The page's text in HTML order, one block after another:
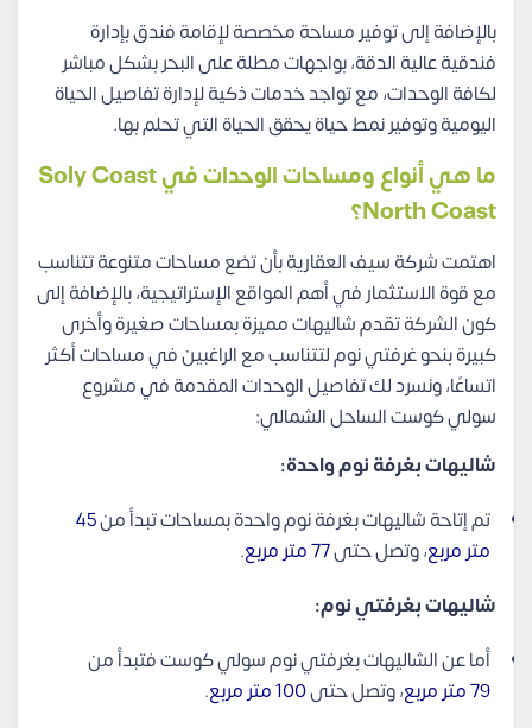
بالإضافة إلى توفير مساحة مخصصة لإقامة فندق بإدارة
فندقية عالية الدقة، بواجهات مطلة على البحر بشكل مباشر
لكافة الوحدات، مع تواجد خدمات ذكية لإدارة تفاصيل الحياة
اليومية وتوفير نمط حياة يحقق الحياة التي تحلم بها.
ما هي أنواع ومساحات الوحدات في Soly Coast
North Coast؟
اهتمت شركة سيف العقارية بأن تضع مساحات متنوعة تتناسب
مع قوة الاستثمار في أهم المواقع الإستراتيجية، بالإضافة إلى
كون الشركة تقدم شاليهات مميزة بمساحات صغيرة وأخرى
كبيرة بنحو غرفتي نوم لتتناسب مع الراغبين في مساحات أكثر
اتساعًا، ونسرد لك تفاصيل الوحدات المقدمة في مشروع
سولي كوست الساحل الشمالي:
شاليهات بغرفة نوم واحدة:
تم إتاحة شاليهات بغرفة نوم واحدة بمساحات تبدأ من45
متر مربع، وتصل حتى77 متر مربع
.
شاليهات بغرفتي نوم:
أما عن الشاليهات بغرفتي نوم سولي كوست فتبدأ من
79 متر مربع
، وتصل حتى100 متر مربع
.